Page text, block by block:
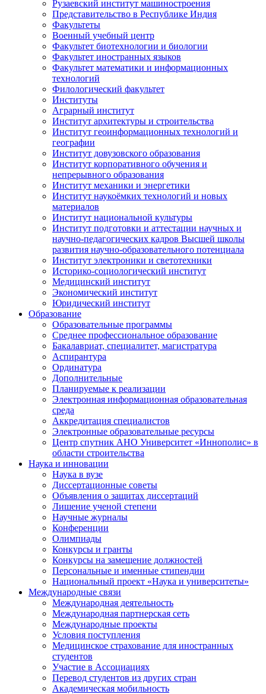
Рузаевский институт машиностроения
Представительство в Республике Индия
Факультеты
Военный учебный центр
Факультет биотехнологии и биологии
Факультет иностранных языков
Факультет математики и информационных
технологий
Филологический факультет
Институты
Аграрный институт
Институт архитектуры и строительства
Институт геоинформационных технологий и
географии
Институт довузовского образования
Институт корпоративного обучения и
непрерывного образования
Институт механики и энергетики
Институт наукоёмких технологий и новых
материалов
Институт национальной культуры
Институт подготовки и аттестации научных и
научно-педагогических кадров Высшей школы
развития научно-образовательного потенциала
Институт электроники и светотехники
Историко-социологический институт
Медицинский институт
Экономический институт
Юридический институт
Образование
Образовательные программы
Среднее профессиональное образование
Бакалавриат, специалитет, магистратура
Аспирантура
Ординатура
Дополнительные
Планируемые к реализации
Электронная информационная образовательная
среда
Аккредитация специалистов
Электронные образовательные ресурсы
Центр спутник АНО Университет «Иннополис» в
области строительства
Наука и инновации
Наука в вузе
Диссертационные советы
Объявления о защитах диссертаций
Лишение ученой степени
Научные журналы
Конференции
Олимпиады
Конкурсы и гранты
Конкурсы на замещение должностей
Персональные и именные стипендии
Национальный проект «Наука и университеты»
Международные связи
Международная деятельность
Международная партнерская сеть
Международные проекты
Условия поступления
Медицинское страхование для иностранных
студентов
Участие в Ассоциациях
Перевод студентов из других стран
Академическая мобильность